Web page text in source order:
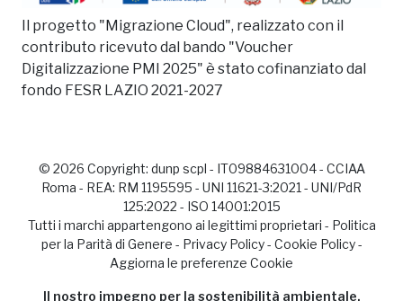
Il progetto "Migrazione Cloud", realizzato con il
contributo ricevuto dal bando "Voucher
Digitalizzazione PMI 2025" è stato cofinanziato dal
fondo FESR LAZIO 2021-2027
© 2026 Copyright: dunp scpl - IT09884631004 - CCIAA
Roma - REA: RM 1195595 - UNI 11621-3:2021 - UNI/PdR
125:2022 - ISO 14001:2015
Tutti i marchi appartengono ai legittimi proprietari - Politica
per la Parità di Genere - Privacy Policy- Cookie Policy-
Aggiorna le preferenze Cookie
Il nostro impegno per la sostenibilità ambientale,